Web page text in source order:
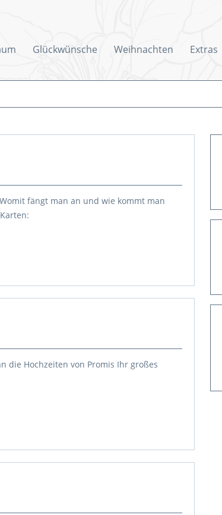
Glückwünsche Weihnachten Extras
fängt man an und wie kommt man
die Hochzeiten von Promis Ihr großes